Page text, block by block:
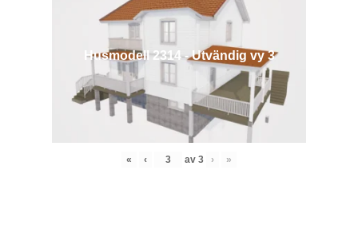
Husmodell 2314 - Utvändig vy 3
« ‹ av 3 › »